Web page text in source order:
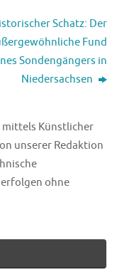
Schatz: Der
Fund
Sondengängers in
Niedersachsen
Künstlicher
unserer Redaktion
ohne